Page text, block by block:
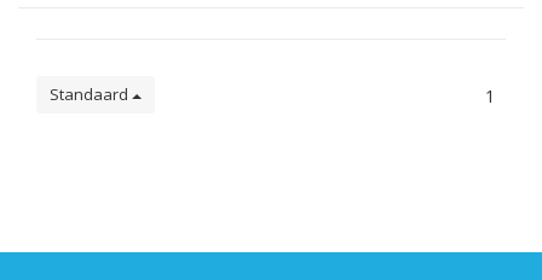
Standaard 1